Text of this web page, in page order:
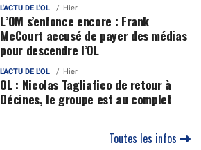
L'ACTU DE L'OL Hier
L’OM s’enfonce encore : Frank
McCourt accusé de payer des médias
pour descendre l’OL
L'ACTU DE L'OL Hier
OL : Nicolas Tagliafico de retour à
Décines, le groupe est au complet
Toutes les infos